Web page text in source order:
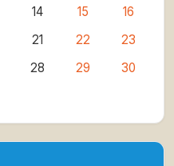
14 15
16
21 22
23
28 29
30